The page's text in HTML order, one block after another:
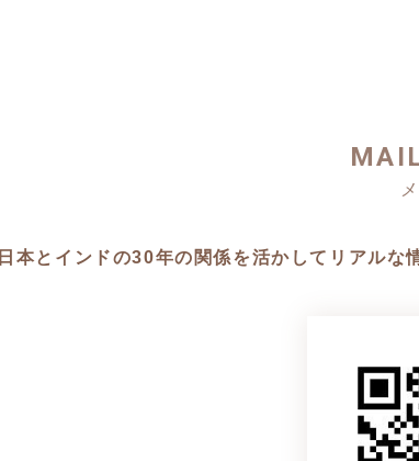
日本とインドの30年の関係を活かしてリアル